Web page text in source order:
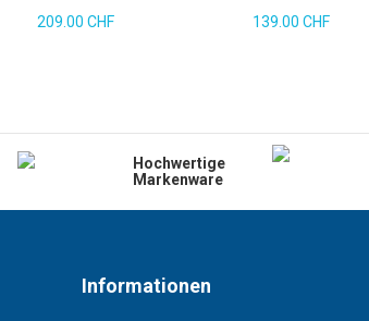
209.00 CHF 139.00 CHF
Hochwertige
Markenware
Informationen